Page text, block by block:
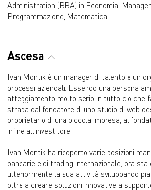
Administration (BBA) in Economia,
Programmazione, Matematica.
Ascesa
Ivan Montik è un manager di talento e un
processi aziendali. Essendo una persona
atteggiamento molto serio in tutto ciò che
strada dal fondatore di uno studio di web
proprietario di una piccola impresa, al
infine all'investitore.
Ivan Montik ha ricoperto varie posizioni
bancarie e di trading internazionale, ora sta
ulteriormente la sua attività sviluppando
oltre a creare soluzioni innovative a